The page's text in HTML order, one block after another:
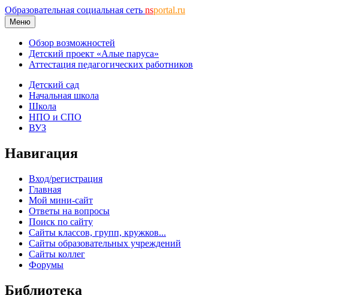
Образовательная социальная сеть nsportal.ru
Меню
Обзор возможностей
Детский проект «Алые паруса»
Аттестация педагогических работников
Детский сад
Начальная школа
Школа
НПО и СПО
ВУЗ
Навигация
Вход/регистрация
Главная
Мой мини-сайт
Ответы на вопросы
Поиск по сайту
Сайты классов, групп, кружков...
Сайты образовательных учреждений
Сайты коллег
Форумы
Библиотека